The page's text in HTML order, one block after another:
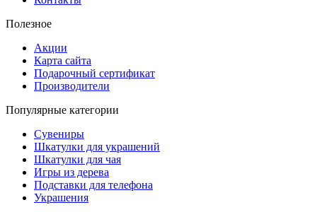
Полезное
Акции
Карта сайта
Подарочный сертификат
Производители
Популярные категории
Сувениры
Шкатулки для украшений
Шкатулки для чая
Игры из дерева
Подставки для телефона
Украшения